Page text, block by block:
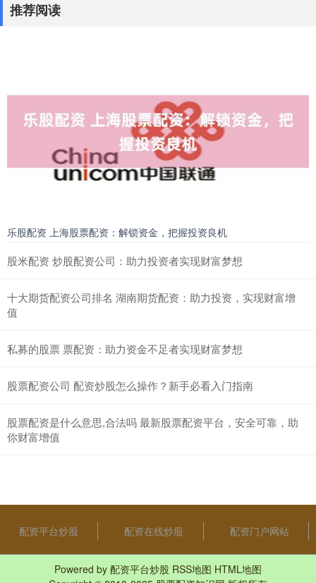
推荐阅读
乐股配资 上海股票配资：解锁资金，把握投资良机
股米配资 炒股配资公司：助力投资者实现财富梦想
十大期货配资公司排名 湖南期货配资：助力投资，实现财富增
值
私募的股票 票配资：助力资金不足者实现财富梦想
股票配资公司 配资炒股怎么操作？新手必看入门指南
股票配资是什么意思,合法吗 最新股票配资平台，安全可靠，助
你财富增值
配资平台炒股 配资在线炒股 配资门户网站
Powered by 配资平台炒股 RSS地图 HTML地图